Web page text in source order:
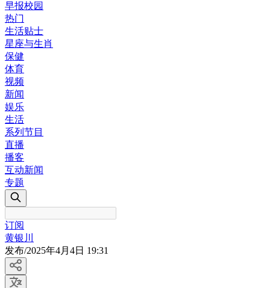
早报校园
热门
生活贴士
星座与生肖
保健
体育
视频
新闻
娱乐
生活
系列节目
直播
播客
互动新闻
专题
订阅
黄银川
发布/2025年4月4日 19:31